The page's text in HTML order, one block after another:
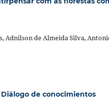
Adnilson de Almeida Silva,
de conocimientos